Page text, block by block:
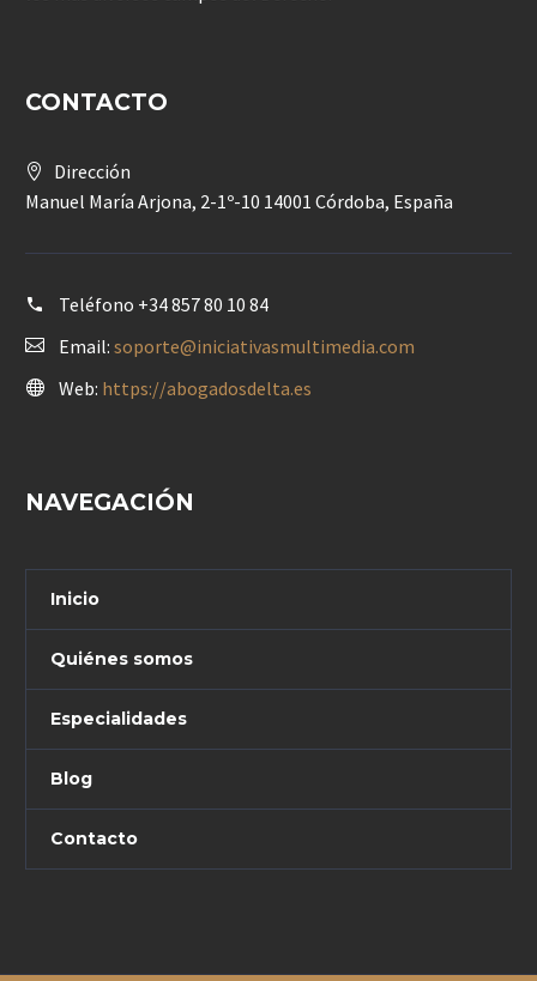
CONTACTO
Dirección
Manuel María Arjona, 2-1º-10 14001 Córdoba, España
Teléfono +34 857 80 10 84
Email: soporte@iniciativasmultimedia.com
Web: https://abogadosdelta.es
NAVEGACIÓN
Inicio
Quiénes somos
Especialidades
Blog
Contacto